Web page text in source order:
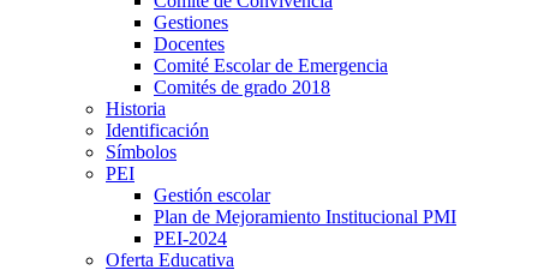
Gestiones
Docentes
Comité Escolar de Emergencia
Comités de grado 2018
Historia
Identificación
Símbolos
PEI
Gestión escolar
Plan de Mejoramiento Institucional PMI
PEI-2024
Oferta Educativa